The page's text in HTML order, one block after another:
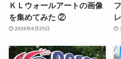
ＫＬウォールアートの画像
を集めてみた ②
2026年6月25日